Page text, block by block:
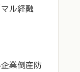
ル経融
業倒産防